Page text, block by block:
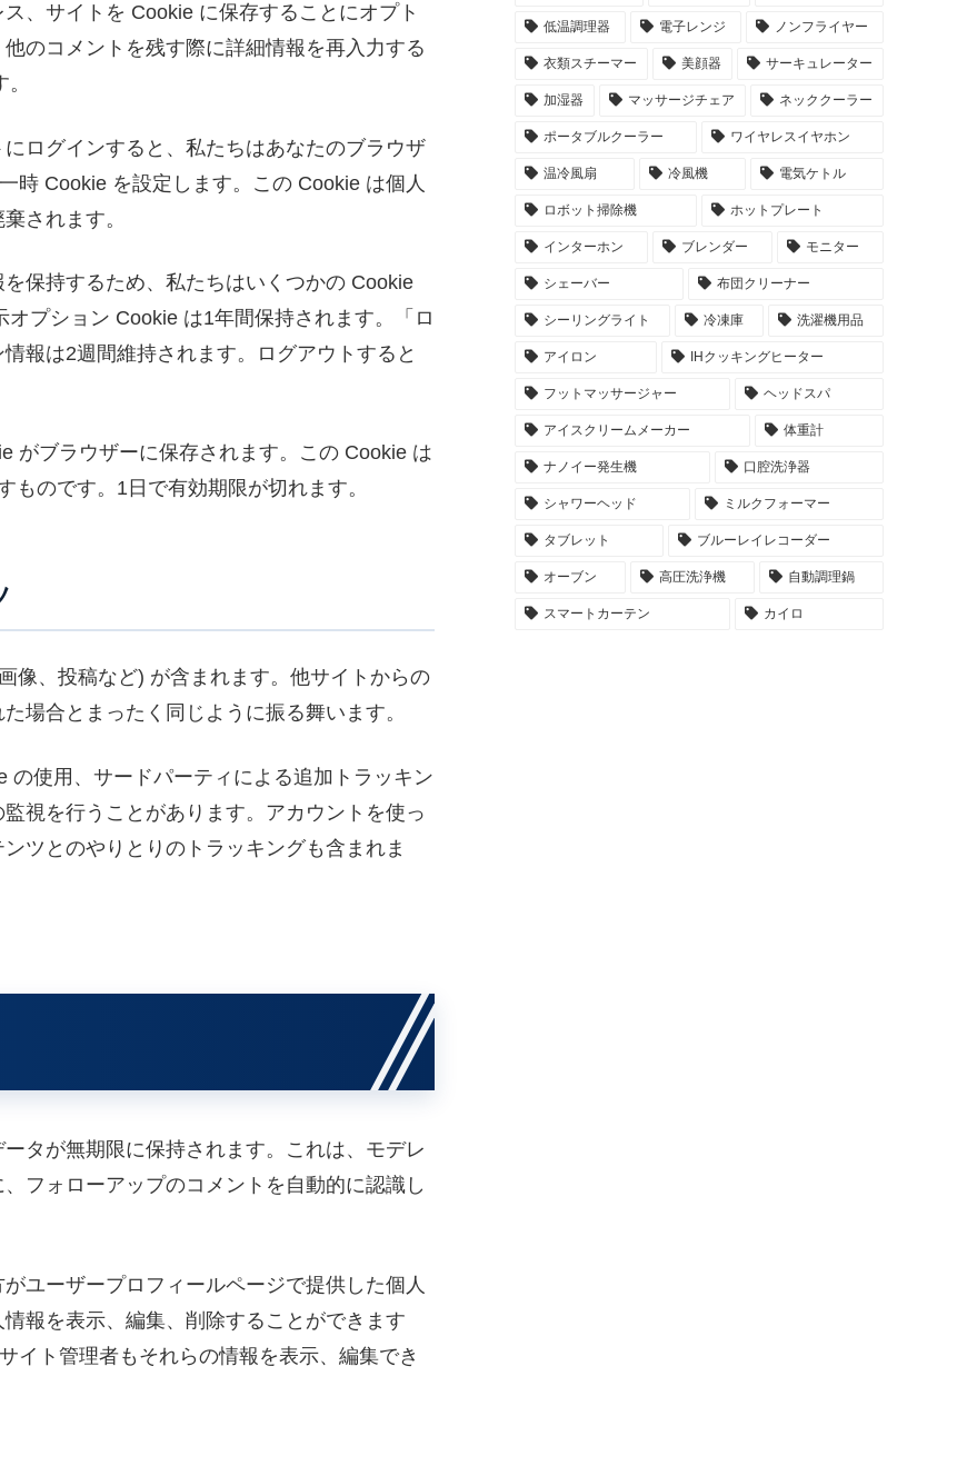
、サイトを Cookie に保存することにオプト
のコメントを残す際に詳細情報を再入力する
ログインすると、私たちはあなたのブラウザ
時 Cookie を設定します。この Cookie は個人
されます。
保持するため、私たちはいくつかの Cookie
プション Cookie は1年間保持されます。「ロ
報は2週間維持されます。ログアウトすると
がブラウザーに保存されます。この Cookie は
のです。1日で有効期限が切れます。
像、投稿など) が含まれます。他サイトからの
場合とまったく同じように振る舞います。
の使用、サードパーティによる追加トラッキン
視を行うことがあります。アカウントを使っ
ツとのやりとりのトラッキングも含まれま
タが無期限に保持されます。これは、モデレ
フォローアップのコメントを自動的に認識し
ユーザープロフィールページで提供した個人
報を表示、編集、削除することができます
イト管理者もそれらの情報を表示、編集でき
低温調理器 電子レンジ ノンフライヤー
衣類スチーマー 美顔器 サーキュレーター
加湿器 マッサージチェア ネッククーラー
ポータブルクーラー ワイヤレスイヤホン
温冷風扇 冷風機 電気ケトル
ロボット掃除機 ホットプレート
インターホン ブレンダー モニター
シェーバー 布団クリーナー
シーリングライト 冷凍庫 洗濯機用品
アイロン IHクッキングヒーター
フットマッサージャー ヘッドスパ
アイスクリームメーカー 体重計
ナノイー発生機 口腔洗浄器
シャワーヘッド ミルクフォーマー
タブレット ブルーレイレコーダー
オーブン 高圧洗浄機 自動調理鍋
スマートカーテン カイロ